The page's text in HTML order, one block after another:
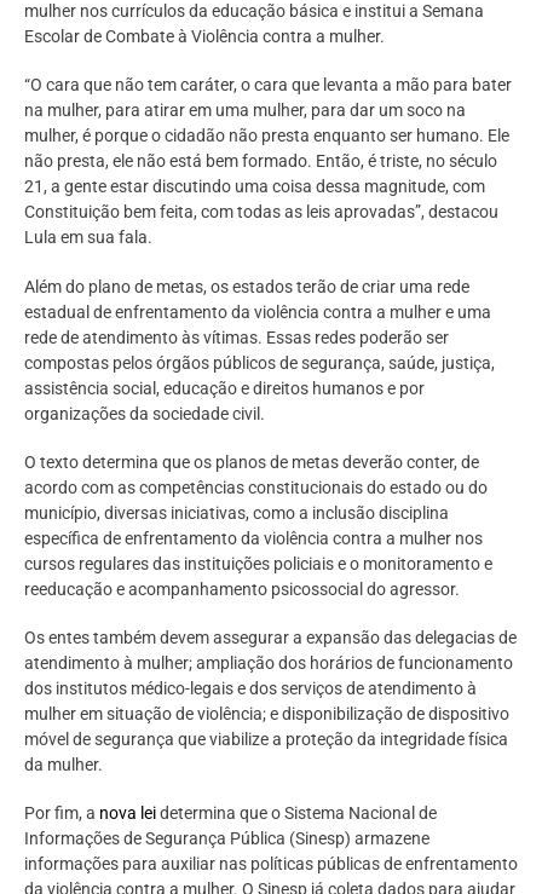
mulher nos currículos da educação básica e institui a Semana
Escolar de Combate à Violência contra a mulher.
“O cara que não tem caráter, o cara que levanta a mão para bater
na mulher, para atirar em uma mulher, para dar um soco na
mulher, é porque o cidadão não presta enquanto ser humano. Ele
não presta, ele não está bem formado. Então, é triste, no século
21, a gente estar discutindo uma coisa dessa magnitude, com
Constituição bem feita, com todas as leis aprovadas”, destacou
Lula em sua fala.
Além do plano de metas, os estados terão de criar uma rede
estadual de enfrentamento da violência contra a mulher e uma
rede de atendimento às vítimas. Essas redes poderão ser
compostas pelos órgãos públicos de segurança, saúde, justiça,
assistência social, educação e direitos humanos e por
organizações da sociedade civil.
O texto determina que os planos de metas deverão conter, de
acordo com as competências constitucionais do estado ou do
município, diversas iniciativas, como a inclusão disciplina
específica de enfrentamento da violência contra a mulher nos
cursos regulares das instituições policiais e o monitoramento e
reeducação e acompanhamento psicossocial do agressor.
Os entes também devem assegurar a expansão das delegacias de
atendimento à mulher; ampliação dos horários de funcionamento
dos institutos médico-legais e dos serviços de atendimento à
mulher em situação de violência; e disponibilização de dispositivo
móvel de segurança que viabilize a proteção da integridade física
da mulher.
Por fim, a nova leidetermina que o Sistema Nacional de
Informações de Segurança Pública (Sinesp) armazene
informações para auxiliar nas políticas públicas de enfrentamento
da violência contra a mulher. O Sinesp já coleta dados para ajudar